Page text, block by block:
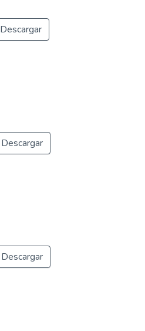
Descargar
Descargar
Descargar